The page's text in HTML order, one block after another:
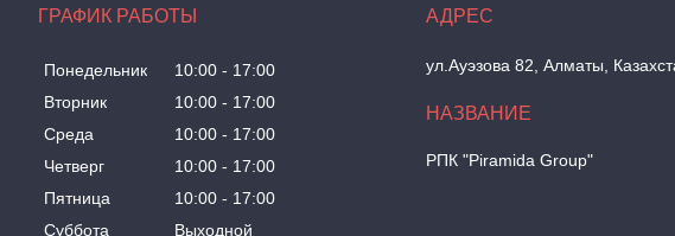
ГРАФИК РАБОТЫ
Понедельник 10:00
17:00
Вторник
10:00
17:00
Среда
10:00
17:00
Четверг
10:00
17:00
Пятница
10:00
17:00
Суббота
Выходной
ул.Ауэзова 82, Алматы,
РПК "Piramida Group"